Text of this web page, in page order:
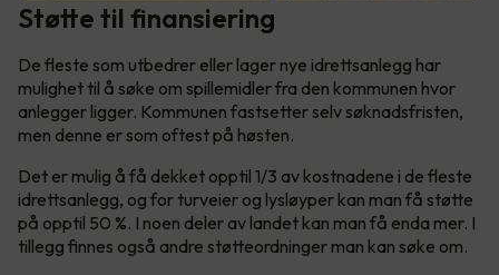
Støtte til finansiering
De fleste som utbedrer eller lager nye idrettsanlegg har
mulighet til å søke om spillemidler fra den kommunen hvor
anlegger ligger. Kommunen fastsetter selv søknadsfristen,
men denne er som oftest på høsten.
Det er mulig å få dekket opptil 1/3 av kostnadene i de fleste
idrettsanlegg, og for turveier og lysløyper kan man få støtte
på opptil 50 %. I noen deler av landet kan man få enda mer. I
tillegg finnes også andre støtteordninger man kan søke om.